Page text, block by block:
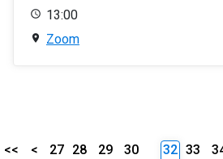
13:00
Zoom
<< < 27 28 29
30
32 33